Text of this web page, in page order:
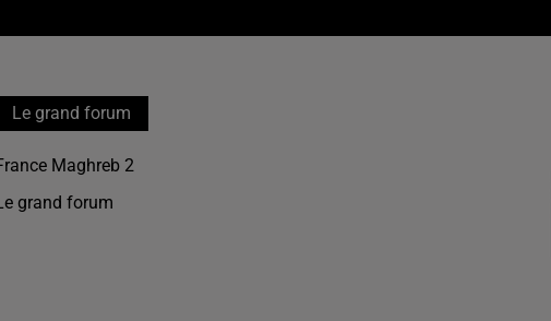
Le grand forum
Maghreb 2
grand forum